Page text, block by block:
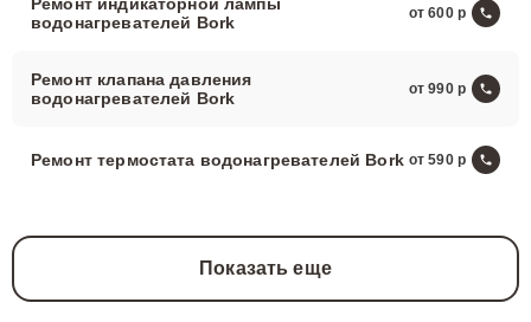
водонагревателей Bork
от 600
Ремонт клапана давления
водонагревателей Bork
от 990
Ремонт термостата водонагревателей Bork от 590
Показать еще